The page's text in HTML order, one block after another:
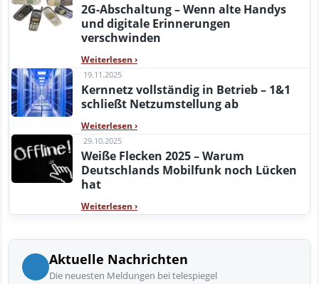
2G-Abschaltung – Wenn alte Handys
und digitale Erinnerungen
verschwinden
Weiterlesen ›
19.11.2025
Kernnetz vollständig in Betrieb – 1&1
schließt Netzumstellung ab
Weiterlesen ›
29.10.2025
Weiße Flecken 2025 – Warum
Deutschlands Mobilfunk noch Lücken
hat
Weiterlesen ›
Aktuelle Nachrichten
Die neuesten Meldungen bei telespiegel